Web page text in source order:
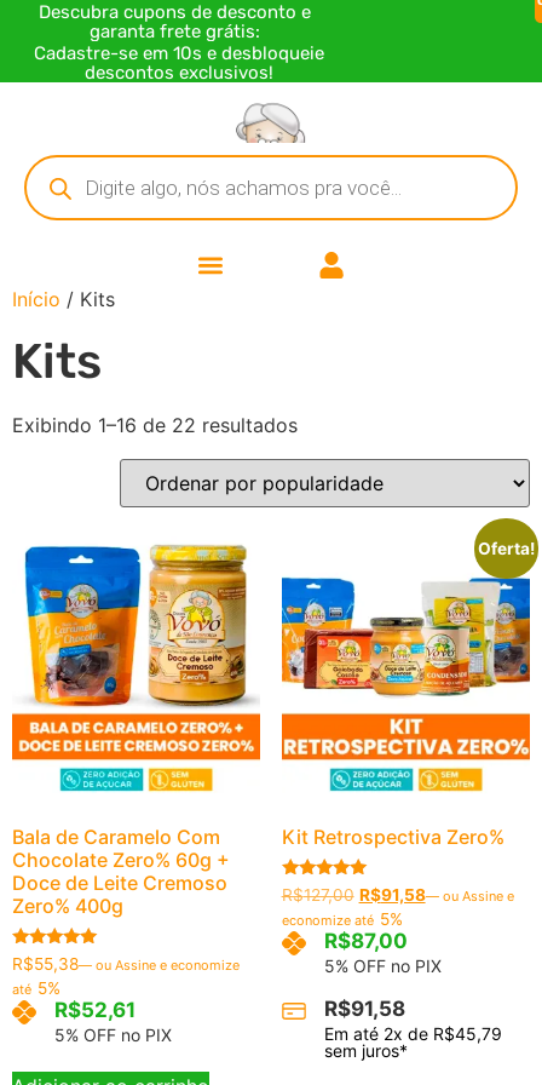
Descubra cupons de desconto e
garanta frete grátis:
Cadastre-se em 10s e desbloqueie
descontos exclusivos!
Início / Kits
Kits
Exibindo 1–16 de 22 resultados
Bala de Caramelo Com
Chocolate Zero% 60g +
Doce de Leite Cremoso
Zero% 400g
Avaliação
5.00
de 5
R$55,38— ou Assine e economize
até 5%
R$52,61
5% OFF no PIX
Oferta!
Kit Retrospectiva Zero%
Avaliação
5.00
de 5
R$127,00 R$91,58—ou Assine e
economize até 5%
R$87,00
5% OFF no PIX
R$91,58
Em até 2x de R$45,79
sem juros*